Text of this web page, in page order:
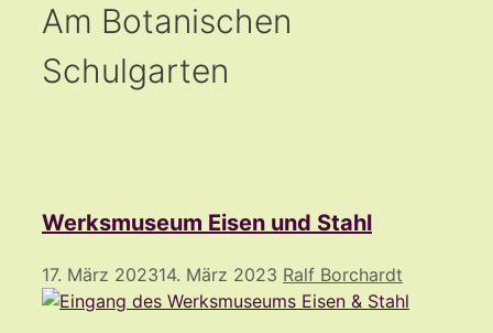
Am Botanischen
Schulgarten
Werksmuseum Eisen und Stahl
17. März 202314. März 2023 Ralf Borchardt